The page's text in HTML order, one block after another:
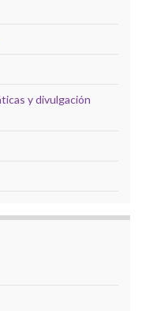
y divulgación